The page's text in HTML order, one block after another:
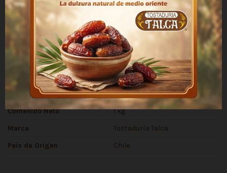
Se recomienda mantener el producto en su envase original y
consumir a la brevedad. Conservar en ambientes limpios,
frescos y secos, no exponer a la luz solar directa ni a olor
fuertes. Las condiciones de almacenamiento influyen
significativamente en su duración.
Detalles del producto
Producto
Castañas de cajú sin sal
Contenido Neto
1 kg
Marca
Tostaduría Talca
País de Origen
Chile